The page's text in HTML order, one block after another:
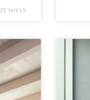
5 בינואר 2025